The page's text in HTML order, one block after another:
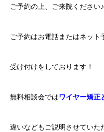
ご予約の上、ご来院ください♪
ご予約はお電話またはネット
受け付けをしております！
無料相談会ではワイヤー矯正
違いなどもご説明させていた